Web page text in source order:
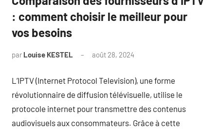
: comment choisir le meilleur pour
vos besoins
par Louise KESTEL août 28, 2024
L’IPTV (Internet Protocol Television), une forme
révolutionnaire de diffusion télévisuelle, utilise le
protocole internet pour transmettre des contenus
audiovisuels aux consommateurs. Grâce à cette